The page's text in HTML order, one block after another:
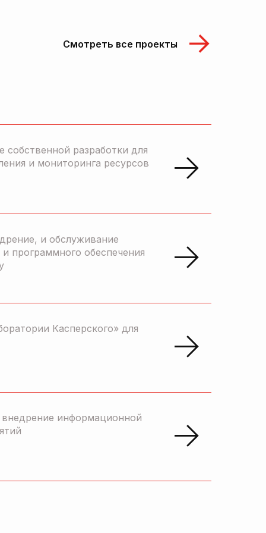
Смотреть все проекты
разработки для
и мониторинга ресурсов
и обслуживание
программного обеспечения
Касперского» для
информационной